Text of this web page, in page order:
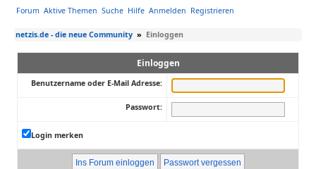
Forum Aktive Themen Suche Hilfe Anmelden Registrieren
netzis.de - die neue Community » Einloggen
Einloggen
Benutzername oder E-Mail Adresse:
Passwort:
Login merken